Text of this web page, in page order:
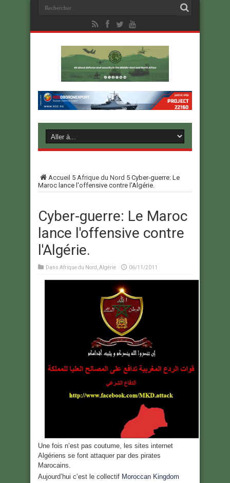
Accueil 5 Afrique du Nord 5 Cyber-guerre: Le
Maroc lance l'offensive contre l'Algérie.
Cyber-guerre: Le Maroc
lance l'offensive contre
l'Algérie.
Dans Afrique du Nord Algérie 06/11/2011
Une fois n’est pas coutume, les sites internet
Algériens se font attaquer par des pirates
Marocains.
Aujourd’hui c’est le collectif Moroccan Kingdom